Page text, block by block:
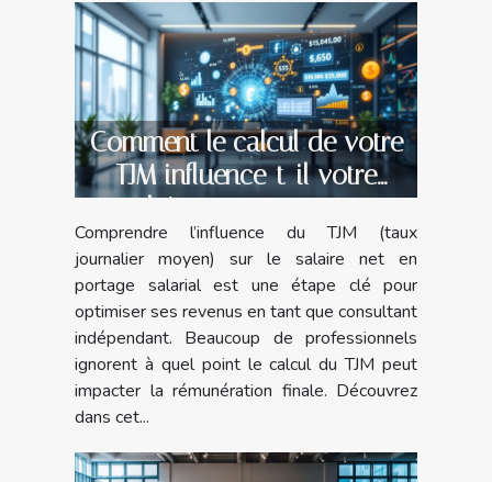
Comment le calcul de votre
TJM influence-t-il votre
salaire net en portage
salarial ?
Comprendre l’influence du TJM (taux
journalier moyen) sur le salaire net en
portage salarial est une étape clé pour
optimiser ses revenus en tant que consultant
indépendant. Beaucoup de professionnels
ignorent à quel point le calcul du TJM peut
impacter la rémunération finale. Découvrez
dans cet...